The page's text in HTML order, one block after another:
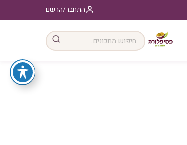
התחבר/הרשם